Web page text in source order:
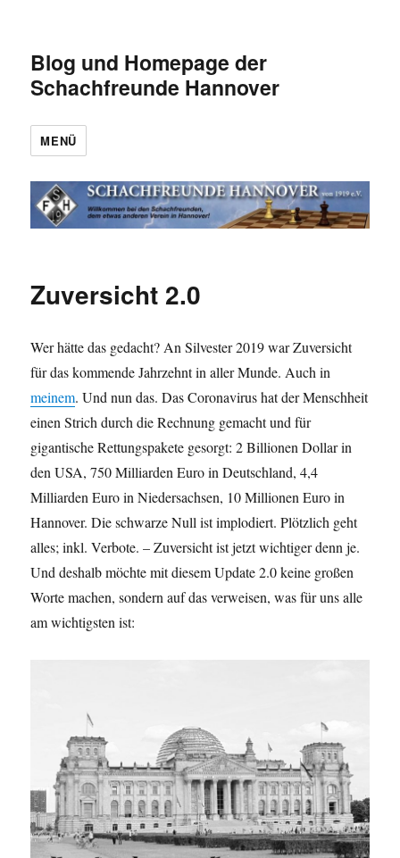
Blog und Homepage der
Schachfreunde Hannover
MENÜ
Zuversicht 2.0
Wer hätte das gedacht? An Silvester 2019 war Zuversicht
für das kommende Jahrzehnt in aller Munde. Auch in
meinem. Und nun das. Das Coronavirus hat der Menschheit
einen Strich durch die Rechnung gemacht und für
gigantische Rettungspakete gesorgt: 2 Billionen Dollar in
den USA, 750 Milliarden Euro in Deutschland, 4,4
Milliarden Euro in Niedersachsen, 10 Millionen Euro in
Hannover. Die schwarze Null ist implodiert. Plötzlich geht
alles; inkl. Verbote. – Zuversicht ist jetzt wichtiger denn je.
Und deshalb möchte mit diesem Update 2.0 keine großen
Worte machen, sondern auf das verweisen, was für uns alle
am wichtigsten ist: